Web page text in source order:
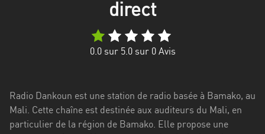
direct
0.0sur 5.0 sur 0Avis
Radio Dankoun est une station de radio basée à Bamako, au
Mali. Cette chaîne est destinée aux auditeurs du Mali, en
particulier de la région de Bamako. Elle propose une